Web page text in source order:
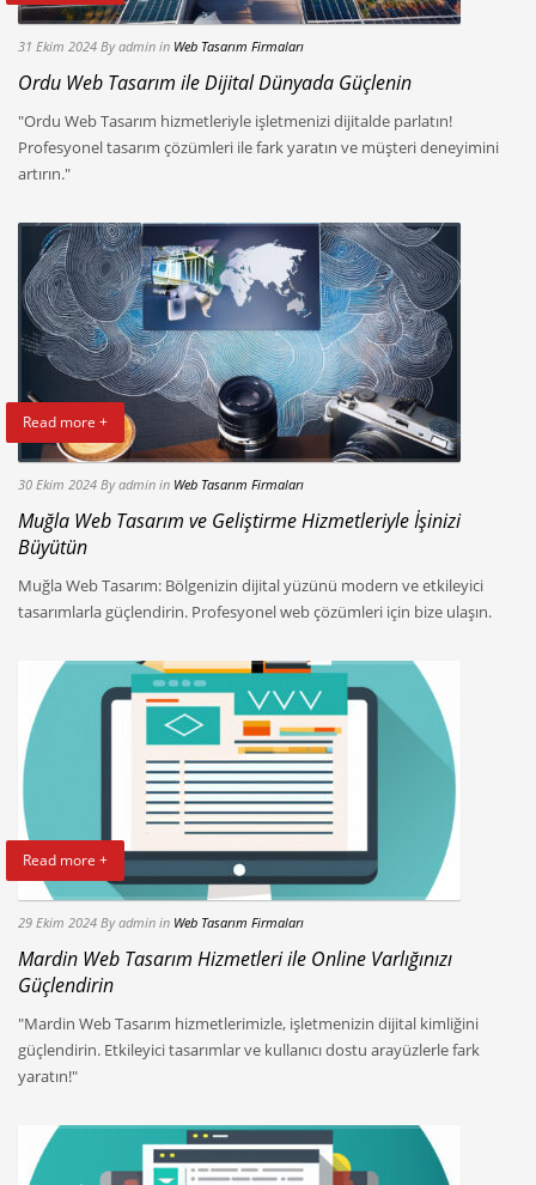
31 Ekim 2024 By admin in Web Tasarım Firmaları
Ordu Web Tasarım ile Dijital Dünyada Güçlenin
"Ordu Web Tasarım hizmetleriyle işletmenizi dijitalde parlatın!
Profesyonel tasarım çözümleri ile fark yaratın ve müşteri deneyimini
artırın."
Read more +
30 Ekim 2024 By admin in Web Tasarım Firmaları
Muğla Web Tasarım ve Geliştirme Hizmetleriyle İşinizi
Büyütün
Muğla Web Tasarım: Bölgenizin dijital yüzünü modern ve etkileyici
tasarımlarla güçlendirin. Profesyonel web çözümleri için bize ulaşın.
Read more +
29 Ekim 2024 By admin in Web Tasarım Firmaları
Mardin Web Tasarım Hizmetleri ile Online Varlığınızı
Güçlendirin
"Mardin Web Tasarım hizmetlerimizle, işletmenizin dijital kimliğini
güçlendirin. Etkileyici tasarımlar ve kullanıcı dostu arayüzlerle fark
yaratın!"